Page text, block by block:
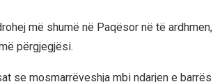
më shumë në Paqësor në të ardhmen,
përgjegjësi.
se mosmarrëveshja mbi ndarjen e barrës